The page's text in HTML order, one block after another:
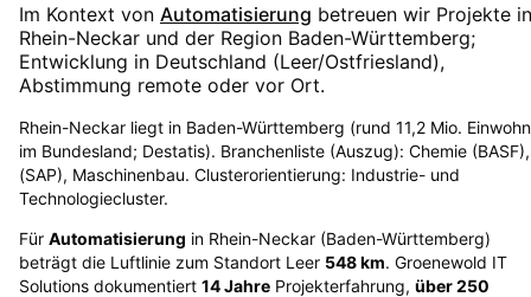
Im Kontext von Automatisierung betreuen wir Projekte in
Rhein-Neckar und der Region Baden-Württemberg;
Entwicklung in Deutschland (Leer/Ostfriesland),
Abstimmung remote oder vor Ort.
Rhein-Neckar liegt in Baden-Württemberg (rund 11,2 Mio.
im Bundesland; Destatis). Branchenliste (Auszug): Chemie
(SAP), Maschinenbau. Clusterorientierung: Industrie- und
Technologiecluster.
Für Automatisierung in Rhein-Neckar (Baden-Württemberg)
beträgt die Luftlinie zum Standort Leer 548km. Groenewold IT
Solutions dokumentiert 14Jahre Projekterfahrung, über250